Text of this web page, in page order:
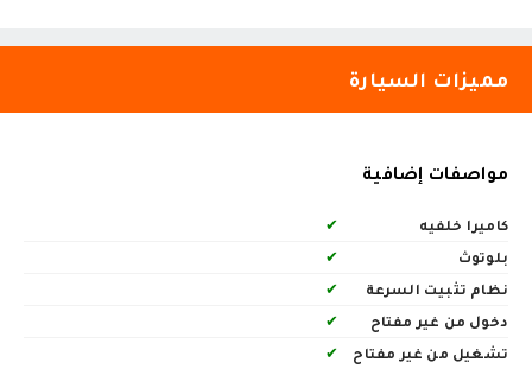
مميزات السيارة
مواصفات إضافية
كاميرا خلفيه
✔
بلوتوث
✔
نظام تثبيت السرعة
✔
دخول من غير مفتاح
✔
تشغيل من غير مفتاح
✔